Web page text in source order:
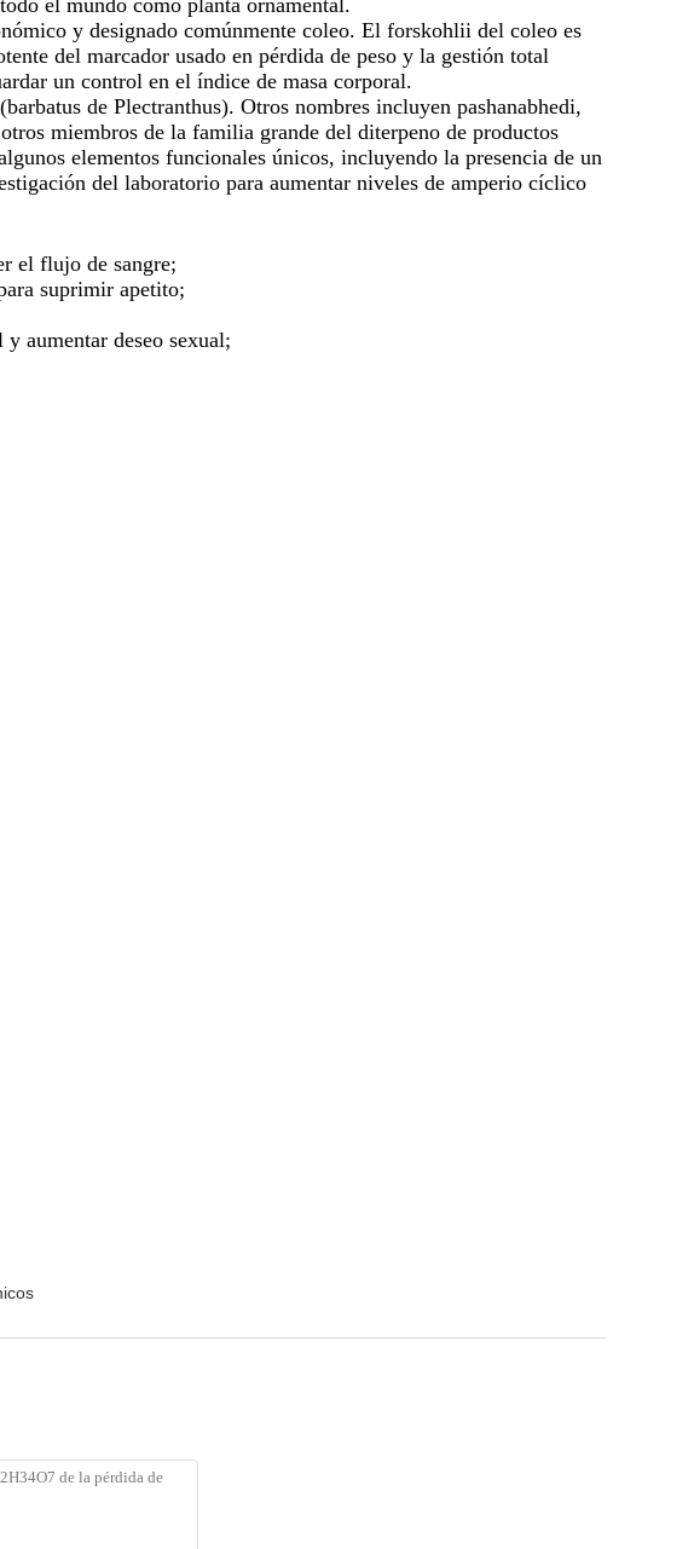
el mundo como planta ornamental.
y designado comúnmente coleo. El forskohlii del coleo es
del marcador usado en pérdida de peso y la gestión total
un control en el índice de masa corporal.
de Plectranthus). Otros nombres incluyen pashanabhedi,
miembros de la familia grande del diterpeno de productos
elementos funcionales únicos, incluyendo la presencia de un
del laboratorio para aumentar niveles de amperio cíclico
el flujo de sangre;
suprimir apetito;
aumentar deseo sexual;